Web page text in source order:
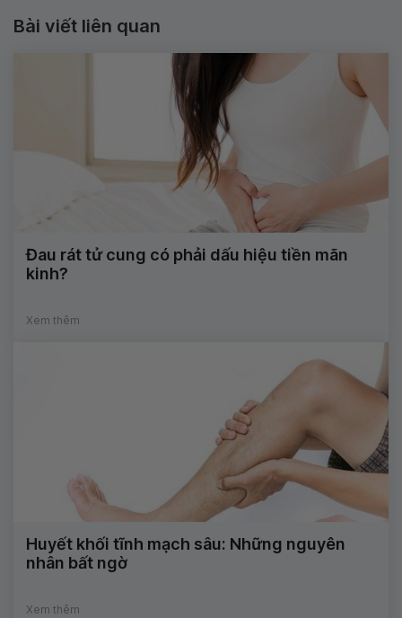
Bài viết liên quan
Đau rát tử cung có phải dấu hiệu tiền mãn
kinh?
Xem thêm
Huyết khối tĩnh mạch sâu: Những nguyên
nhân bất ngờ
Xem thêm